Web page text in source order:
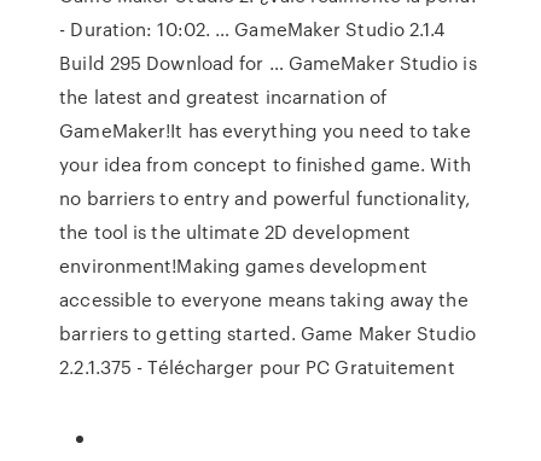
- Duration: 10:02. … GameMaker Studio 2.1.4
Build 295 Download for … GameMaker Studio is
the latest and greatest incarnation of
GameMaker!It has everything you need to take
your idea from concept to finished game. With
no barriers to entry and powerful functionality,
the tool is the ultimate 2D development
environment!Making games development
accessible to everyone means taking away the
barriers to getting started. Game Maker Studio
2.2.1.375 - Télécharger pour PC Gratuitement